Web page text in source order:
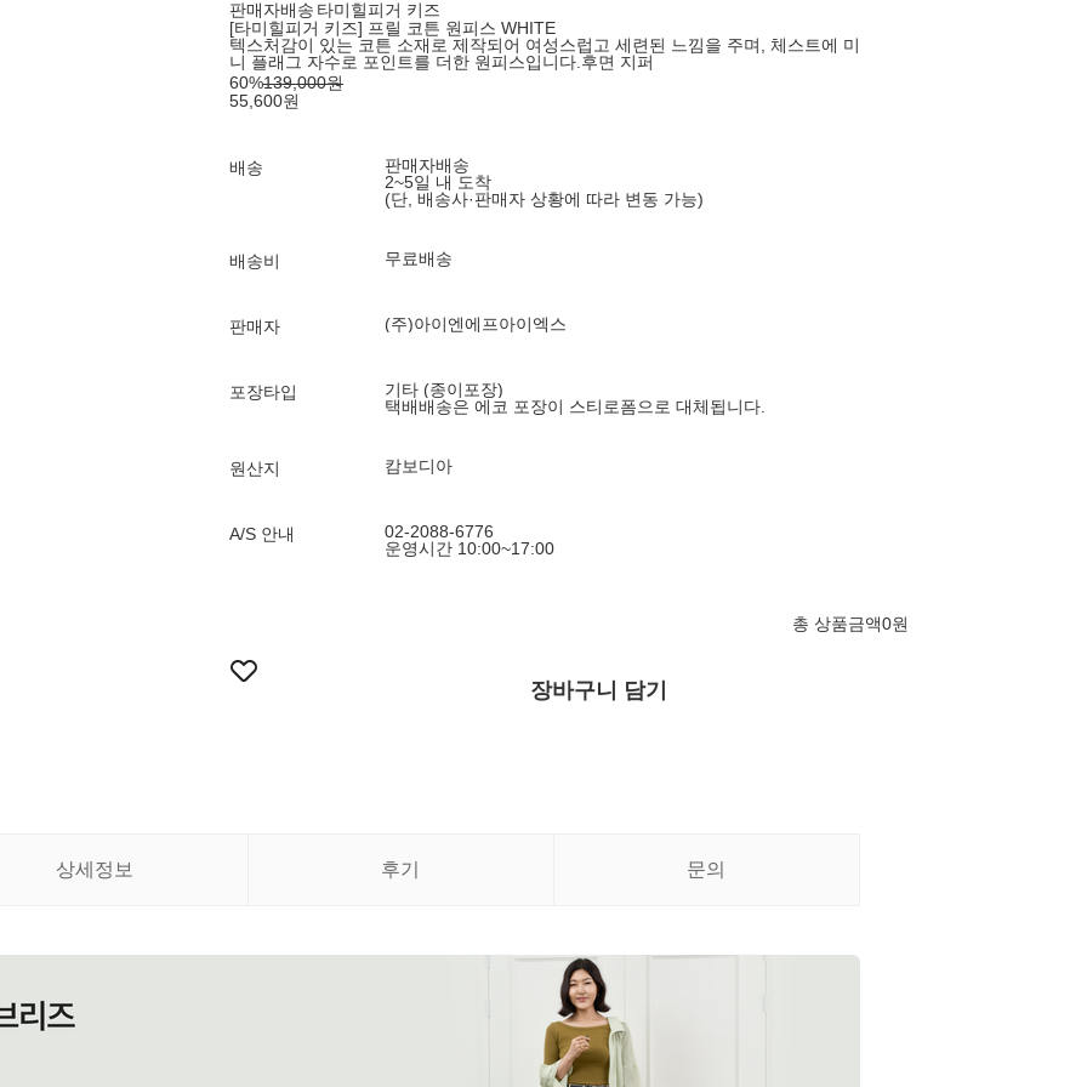
판매자배송 타미힐피거 키즈
[타미힐피거 키즈] 프릴 코튼 원피스 WHITE
텍스처감이 있는 코튼 소재로 제작되어 여성스럽고 세련된 느낌을 주며, 체스트에 미
니 플래그 자수로 포인트를 더한 원피스입니다.후면 지퍼
60%139,000원
55,600원
배송
판매자배송
2~5일 내 도착
(단, 배송사·판매자 상황에 따라 변동 가능)
배송비 무료배송
판매자 (주)아이엔에프아이엑스
포장타입
기타 (종이포장)
택배배송은 에코 포장이 스티로폼으로 대체됩니다.
원산지 캄보디아
A/S 안내
02-2088-6776
운영시간 10:00~17:00
총 상품금액0원
장바구니 담기
상세정보 후기 문의